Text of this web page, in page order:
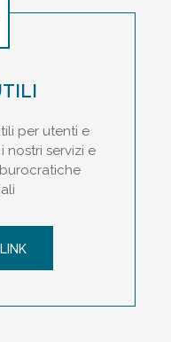
per utenti e
nostri servizi e